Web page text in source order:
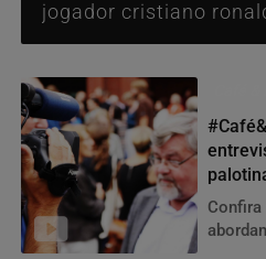
jogador cristiano
kaka, esta edição